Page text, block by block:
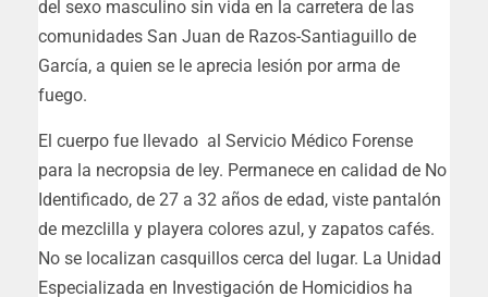
del sexo masculino sin vida en la carretera de las
comunidades San Juan de Razos-Santiaguillo de
García, a quien se le aprecia lesión por arma de
fuego.
El cuerpo fue llevado al Servicio Médico Forense
para la necropsia de ley. Permanece en calidad de No
Identificado, de 27 a 32 años de edad, viste pantalón
de mezclilla y playera colores azul, y zapatos cafés.
No se localizan casquillos cerca del lugar. La Unidad
Especializada en Investigación de Homicidios ha